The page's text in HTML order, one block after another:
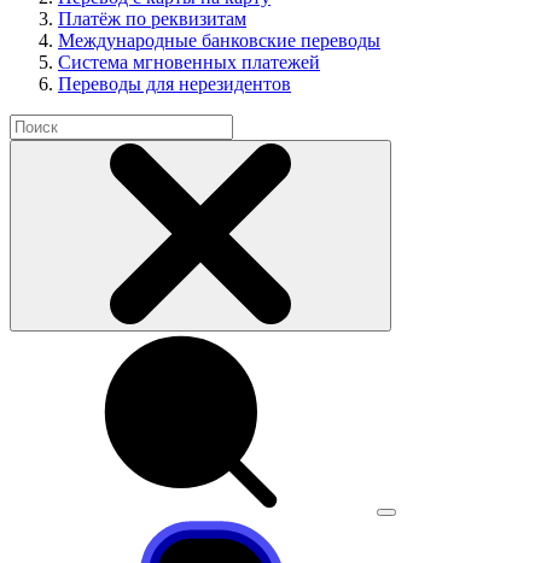
Платёж по реквизитам
Международные банковские переводы
Система мгновенных платежей
Переводы для нерезидентов